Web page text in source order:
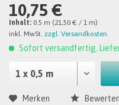
10,75 €
Inhalt: 0.5 m (21,50 € / 1 m)
inkl. MwSt. zzgl. Versandkosten
Sofort versandfertig,
Merken Bewerten